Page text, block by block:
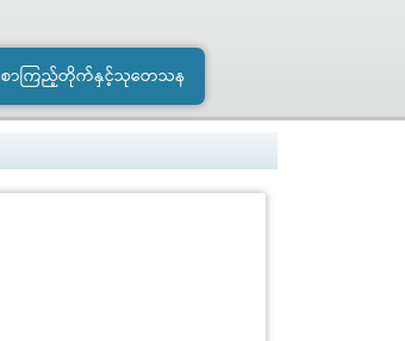
စာကြည့်တိုက်နှင့်သုတေသန